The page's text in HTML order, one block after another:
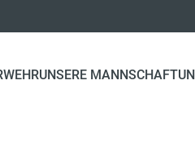
UNSERE MANNSCHAFT